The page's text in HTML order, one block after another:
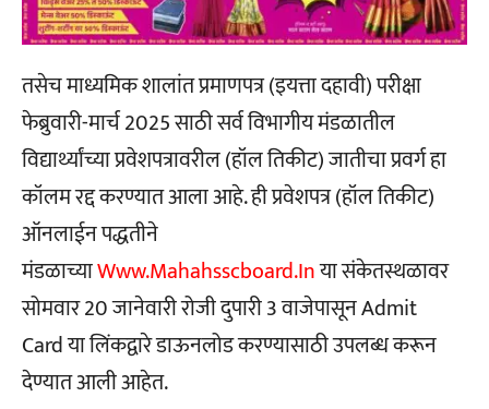
तसेच माध्यमिक शालांत प्रमाणपत्र (इयत्ता दहावी) परीक्षा
फेब्रुवारी-मार्च 2025 साठी सर्व विभागीय मंडळातील
विद्यार्थ्यांच्या प्रवेशपत्रावरील (हॉल तिकीट) जातीचा प्रवर्ग हा
कॉलम रद्द करण्यात आला आहे. ही प्रवेशपत्र (हॉल तिकीट)
ऑनलाईन पद्धतीने
मंडळाच्याWww.mahahsscboard.inया संकेतस्थळावर
सोमवार 20 जानेवारी रोजी दुपारी 3 वाजेपासून Admit
Card या लिंकद्वारे डाऊनलोड करण्यासाठी उपलब्ध करून
देण्यात आली आहेत.